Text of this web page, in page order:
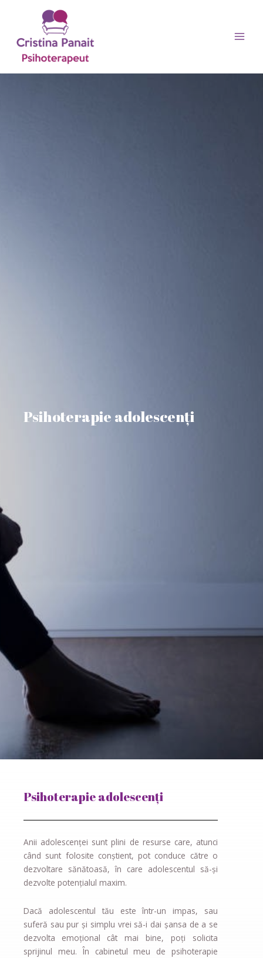
Psihoterapie adolescenți
Psihoterapie adolescenți
Anii adolescenței sunt plini de resurse care, atunci
când sunt folosite conștient, pot conduce către o
dezvoltare sănătoasă, în care adolescentul să-și
dezvolte potențialul maxim.
Dacă adolescentul tău este într-un impas, sau
suferă sau pur și simplu vrei să-i dai şansa de a se
dezvolta
emoţional
cât mai bine, poți solicita
sprijinul meu. În cabinetul meu de psihoterapie